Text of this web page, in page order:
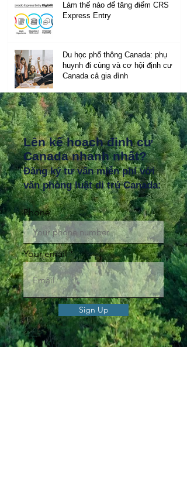
Làm thế nào để tăng điểm CRS
Express Entry
Du học phổ thông Canada: phụ
huynh đi cùng và cơ hội định cư
Canada cả gia đình
Lên kế hoạch định cư
Canada nhanh nhất?
Đăng ký tư vấn miễn phí với
văn phòng luật di trú Canada:
Phone
Your email
Sign Up